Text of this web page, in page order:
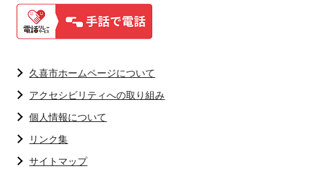
久喜市ホームページについて
アクセシビリティへの取り組み
個人情報について
リンク集
サイトマップ